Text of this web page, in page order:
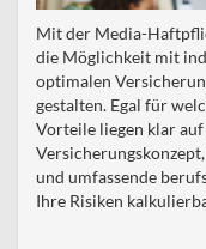
Mit der Media-
die Möglichkeit mit
optimalen
gestalten. Egal für
Vorteile liegen klar
und umfassende
Ihre Risiken